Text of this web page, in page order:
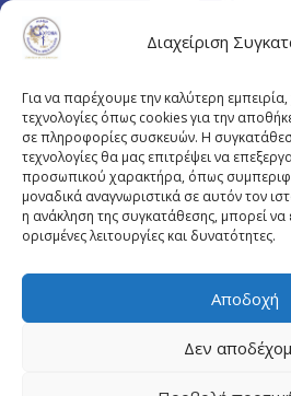
Διαχείριση
Για να παρέχουμε την καλύτερη
τεχνολογίες όπως cookies για την
σε πληροφορίες συσκευών. Η
τεχνολογίες θα μας επιτρέψει να
προσωπικού χαρακτήρα, όπως
μοναδικά αναγνωριστικά σε αυτόν τον
η ανάκληση της συγκατάθεσης, μπορεί να
ορισμένες λειτουργίες και δυνατότητες.
Αποδοχή
Δεν
Πλουτάρχου 3,
Email επικοινωνίας: